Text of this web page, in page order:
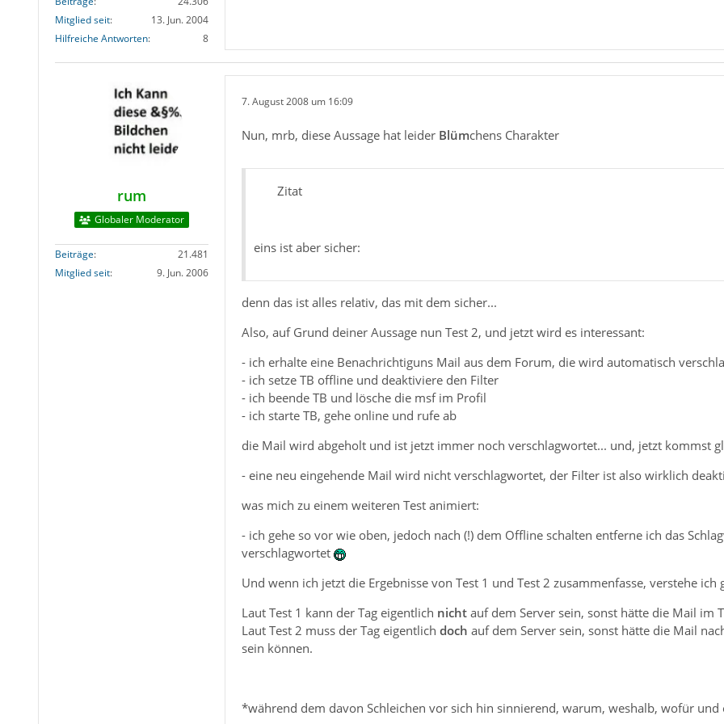
Mitglied seit
13. Jun. 2004
Hilfreiche Antworten
8
rum
Globaler Moderator
Beiträge
21.481
Mitglied seit
9. Jun. 2006
7. August 2008 um 16:09
Nun, mrb, diese Aussage hat leider Blümchens Charakter
Zitat
eins ist aber sicher:
denn das ist alles relativ, das mit dem sicher...
Also, auf Grund deiner Aussage nun Test 2, und jetzt wird es interessant:
- ich erhalte eine Benachrichtiguns Mail aus dem Forum, die wird automatisch
- ich setze TB offline und deaktiviere den Filter
- ich beende TB und lösche die msf im Profil
- ich starte TB, gehe online und rufe ab
die Mail wird abgeholt und ist jetzt immer noch verschlagwortet... und, jetzt kommst
- eine neu eingehende Mail wird nicht verschlagwortet, der Filter ist also wirklich
was mich zu einem weiteren Test animiert:
- ich gehe so vor wie oben, jedoch nach (!) dem Offline schalten entferne ich das
verschlagwortet
Und wenn ich jetzt die Ergebnisse von Test 1 und Test 2 zusammenfasse, verstehe ich
Laut Test 1 kann der Tag eigentlich nichtauf dem Server sein, sonst hätte die Mail im
Laut Test 2 muss der Tag eigentlich doch auf dem Server sein, sonst hätte die Mail
sein können.
*während dem davon Schleichen vor sich hin sinnierend, warum, weshalb, wofür